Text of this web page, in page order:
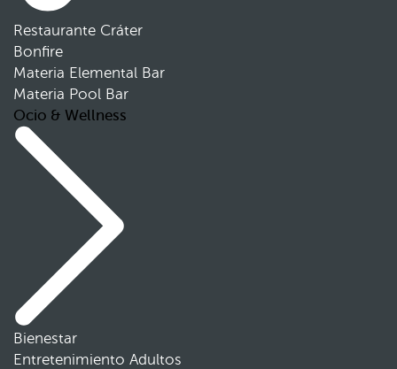
Restaurante Cráter
Bonfire
Materia Elemental Bar
Materia Pool Bar
Ocio & Wellness
Bienestar
Entretenimiento Adultos